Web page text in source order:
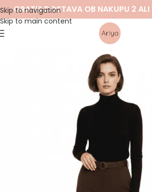
Skip to navigation
Skip to main content
GRATIS DOSTAVA OB NAKUPU 2 ALI